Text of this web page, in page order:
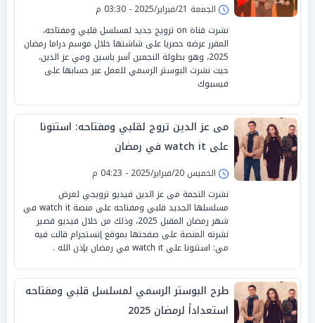
الجمعة 21/فبراير/2025 - 03:30 م
نشرت قناة on ترويج جديد لمسلسل قلبي ومفتاحه،
المقرر عرضه حصريا على شاشتها خلال موسم دراما رمضان
2025، وهو بطولة النجمين آسر ياسين ومي عز الدين،
حيث نشرت البوستر الرسمي للعمل عبر حسابها على
فيسبوك
مى عز الدين تروج لقلبي ومفتاحه: استنونا
على watch it في رمضان
الخميس 20/فبراير/2025 - 04:23 م
نشرت النجمة مى عز الدين فيديو ترويجي لعرض
مسلسلها الجديد قلبي ومفتاحه على منصة watch it في
شهر رمضان المقبل 2025، وذلك من خلال فيديو قصير
نشرته المنصة على صفحتها بموقع إنستجرام قالت فيه
مي: استنونا على watch it في رمضان بإذن الله .
طرح البوستر الرسمي لمسلسل قلبي ومفتاحه
استعداداً لرمضان 2025